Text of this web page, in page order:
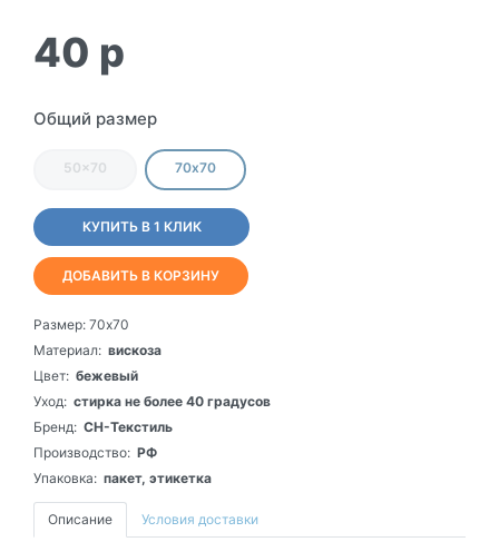
40 p
Общий размер
50x70 70х70
КУПИТЬ В 1 КЛИК
ДОБАВИТЬ В КОРЗИНУ
Размер: 70х70
Материал: вискоза
Цвет: бежевый
Уход: стирка не более 40 градусов
Бренд: СН-Текстиль
Производство: РФ
Упаковка: пакет, этикетка
Описание Условия доставки